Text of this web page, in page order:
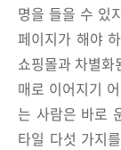
명을 들을 수 있
페이지가 해야
쇼핑몰과 차별
매로 이어지기
는 사람은 바로
타일 다섯 가지